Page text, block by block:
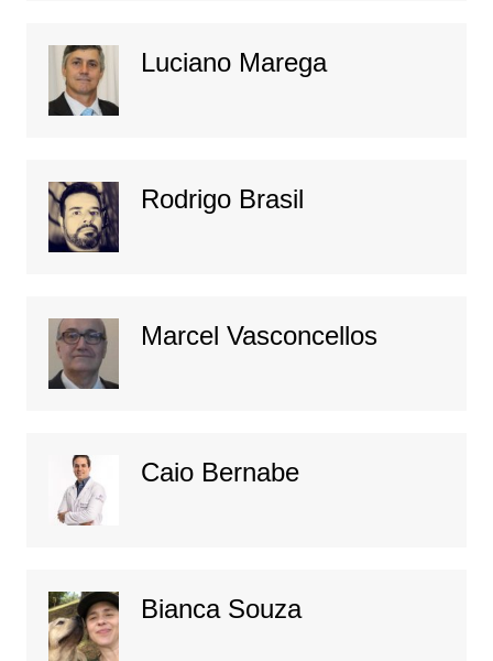
Luciano Marega
Rodrigo Brasil
Marcel Vasconcellos
Caio Bernabe
Bianca Souza